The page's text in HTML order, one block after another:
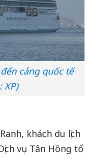
cảng quốc tế
XP)
khách du lịch
vụ Tân Hồng tổ